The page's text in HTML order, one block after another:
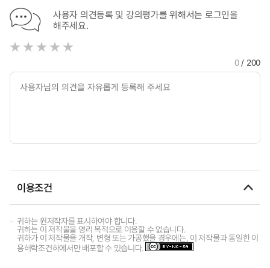
사용자 의견등록 및 강의평가를 위해서는 로그인을
해주세요.
0/ 200
이용조건
귀하는 원저작자를 표시하여야 합니다.
귀하는 이 저작물을 영리 목적으로 이용할 수 없습니다.
귀하가 이 저작물을 개작, 변형 또는 가공했을 경우에는, 이 저작물과 동일한 이
용허락조건하에서만 배포할 수 있습니다.